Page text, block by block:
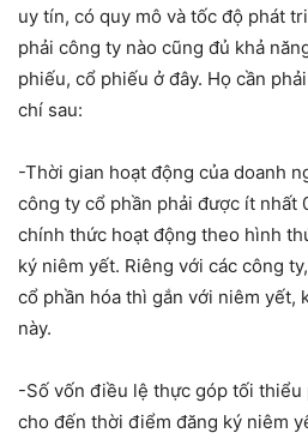
uy tín, có quy mô và tốc độ phát
phải công ty nào cũng đủ khả
phiếu, cổ phiếu ở đây. Họ cần
chí sau:
-Thời gian hoạt động của doanh
công ty cổ phần phải được ít nhất
chính thức hoạt động theo hình
ký niêm yết. Riêng với các công
cổ phần hóa thì gắn với niêm yết,
này.
-Số vốn điều lệ thực góp tối
cho đến thời điểm đăng ký niêm